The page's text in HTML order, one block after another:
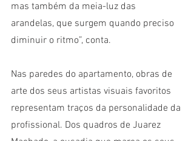
mas também da meia-luz das
arandelas, que surgem quando preciso
diminuir o ritmo”, conta.
Nas paredes do apartamento, obras de
arte dos seus artistas visuais favoritos
representam traços da personalidade da
profissional. Dos quadros de Juarez